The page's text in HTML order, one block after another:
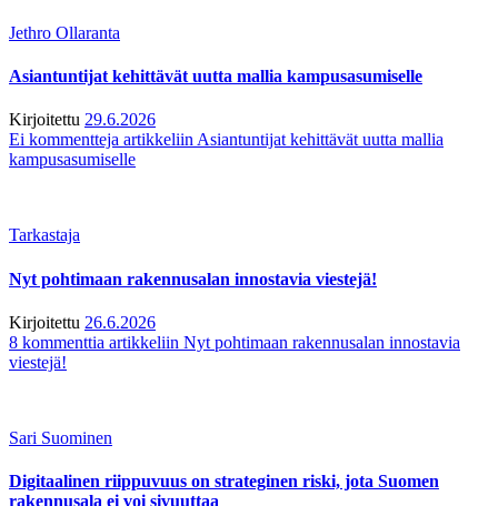
Jethro Ollaranta
Asiantuntijat kehittävät uutta mallia kampusasumiselle
Kirjoitettu 29.6.2026
Ei kommentteja artikkeliin Asiantuntijat kehittävät uutta mallia
kampusasumiselle
Tarkastaja
Nyt pohtimaan rakennusalan innostavia viestejä!
Kirjoitettu 26.6.2026
8 kommenttia artikkeliin Nyt pohtimaan rakennusalan innostavia
viestejä!
Sari Suominen
Digitaalinen riippuvuus on strateginen riski, jota Suomen
rakennusala ei voi sivuuttaa